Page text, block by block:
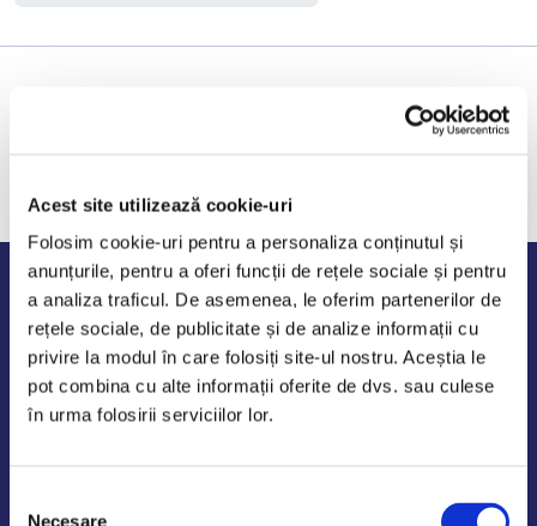
Acest site utilizează cookie-uri
Folosim cookie-uri pentru a personaliza conținutul și
anunțurile, pentru a oferi funcții de rețele sociale și pentru
a analiza traficul. De asemenea, le oferim partenerilor de
rețele sociale, de publicitate și de analize informații cu
privire la modul în care folosiți site-ul nostru. Aceștia le
pot combina cu alte informații oferite de dvs. sau culese
în urma folosirii serviciilor lor.
Necesare
Program de lucru
Luni - Vineri: 09:00-18:00
Sambata - Duminica: 10:00-14:00